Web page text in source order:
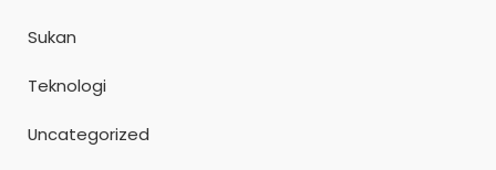
Sukan
Teknologi
Uncategorized